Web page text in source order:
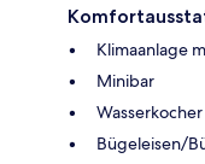
Klimaanlage
Minibar
Bügeleisen/